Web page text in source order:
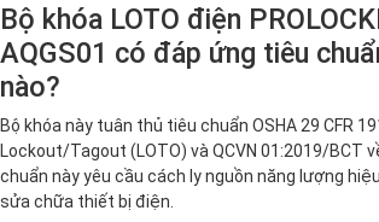
Bộ khóa LOTO điện
AQGS01 có đáp ứng tiêu
nào?
Bộ khóa này tuân thủ tiêu chuẩn OSHA 29 CFR
Lockout/Tagout (LOTO) và QCVN 01:2019/BCT
chuẩn này yêu cầu cách ly nguồn năng lượng
sửa chữa thiết bị điện.